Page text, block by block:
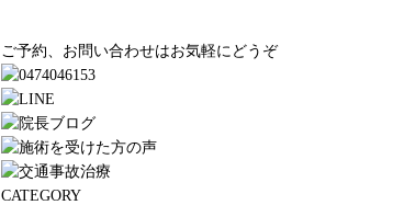
ご予約、お問い合わせはお気軽にどうぞ
CATEGORY